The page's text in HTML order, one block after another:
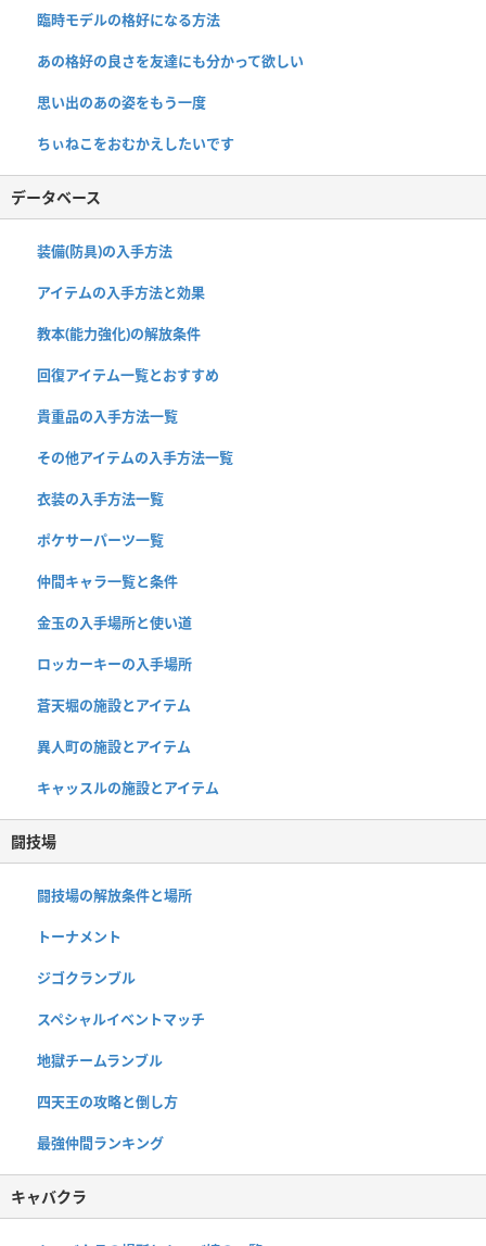
臨時モデルの格好になる方法
あの格好の良さを友達にも分かって欲しい
思い出のあの姿をもう一度
ちぃねこをおむかえしたいです
データベース
装備(防具)の入手方法
アイテムの入手方法と効果
教本(能力強化)の解放条件
回復アイテム一覧とおすすめ
貴重品の入手方法一覧
その他アイテムの入手方法一覧
衣装の入手方法一覧
ポケサーパーツ一覧
仲間キャラ一覧と条件
金玉の入手場所と使い道
ロッカーキーの入手場所
蒼天堀の施設とアイテム
異人町の施設とアイテム
キャッスルの施設とアイテム
闘技場
闘技場の解放条件と場所
トーナメント
ジゴクランブル
スペシャルイベントマッチ
地獄チームランブル
四天王の攻略と倒し方
最強仲間ランキング
キャバクラ